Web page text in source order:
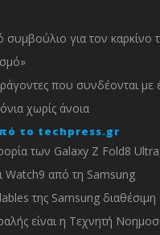
συμβούλιο για τον καρκίνο
που συνδέονται με
χωρίς άνοια
το techpress.gr
των Galaxy Z Fold8
Watch9 από τη Samsung
της Samsung
είναι η Τεχνητή